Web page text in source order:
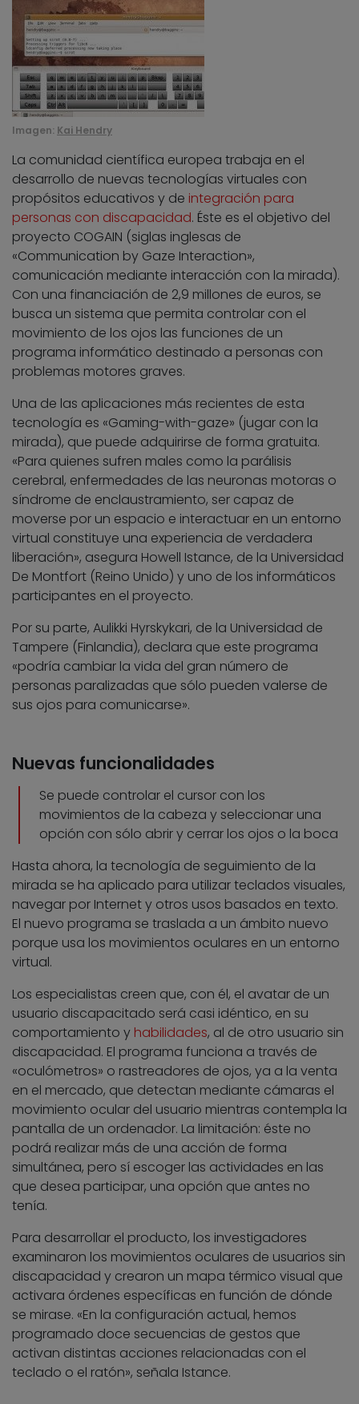
Imagen: Kai Hendry
La comunidad científica europea trabaja en el
desarrollo de nuevas tecnologías virtuales con
propósitos educativos y de integración para
personas con discapacidad. Éste es el objetivo del
proyecto COGAIN (siglas inglesas de
«Communication by Gaze Interaction»,
comunicación mediante interacción con la mirada).
Con una financiación de 2,9 millones de euros, se
busca un sistema que permita controlar con el
movimiento de los ojos las funciones de un
programa informático destinado a personas con
problemas motores graves.
Una de las aplicaciones más recientes de esta
tecnología es «Gaming-with-gaze» (jugar con la
mirada), que puede adquirirse de forma gratuita.
«Para quienes sufren males como la parálisis
cerebral, enfermedades de las neuronas motoras o
síndrome de enclaustramiento, ser capaz de
moverse por un espacio e interactuar en un entorno
virtual constituye una experiencia de verdadera
liberación», asegura Howell Istance, de la Universidad
De Montfort (Reino Unido) y uno de los informáticos
participantes en el proyecto.
Por su parte, Aulikki Hyrskykari, de la Universidad de
Tampere (Finlandia), declara que este programa
«podría cambiar la vida del gran número de
personas paralizadas que sólo pueden valerse de
sus ojos para comunicarse».
Nuevas funcionalidades
Se puede controlar el cursor con los
movimientos de la cabeza y seleccionar una
opción con sólo abrir y cerrar los ojos o la boca
Hasta ahora, la tecnología de seguimiento de la
mirada se ha aplicado para utilizar teclados visuales,
navegar por Internet y otros usos basados en texto.
El nuevo programa se traslada a un ámbito nuevo
porque usa los movimientos oculares en un entorno
virtual.
Los especialistas creen que, con él, el avatar de un
usuario discapacitado será casi idéntico, en su
comportamiento y habilidades, al de otro usuario sin
discapacidad. El programa funciona a través de
«oculómetros» o rastreadores de ojos, ya a la venta
en el mercado, que detectan mediante cámaras el
movimiento ocular del usuario mientras contempla la
pantalla de un ordenador. La limitación: éste no
podrá realizar más de una acción de forma
simultánea, pero sí escoger las actividades en las
que desea participar, una opción que antes no
tenía.
Para desarrollar el producto, los investigadores
examinaron los movimientos oculares de usuarios sin
discapacidad y crearon un mapa térmico visual que
activara órdenes específicas en función de dónde
se mirase. «En la configuración actual, hemos
programado doce secuencias de gestos que
activan distintas acciones relacionadas con el
teclado o el ratón», señala Istance.